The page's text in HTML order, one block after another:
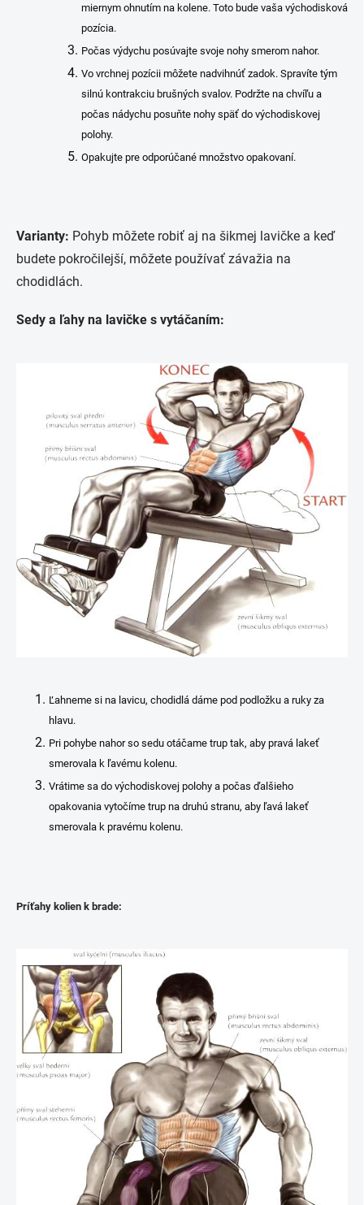
miernym ohnutím na kolene. Toto bude vaša východisková
pozícia.
Počas výdychu posúvajte svoje nohy smerom nahor.
Vo vrchnej pozícii môžete nadvihnúť zadok. Spravíte tým
silnú kontrakciu brušných svalov. Podržte na chvíľu a
počas nádychu posuňte nohy späť do východiskovej
polohy.
Opakujte pre odporúčané množstvo opakovaní.
Varianty: Pohyb môžete robiť aj na šikmej lavičke a keď
budete pokročilejší, môžete používať závažia na
chodidlách.
Sedy a ľahy na lavičke s vytáčaním:
Ľahneme si na lavicu, chodidlá dáme pod podložku a ruky za
hlavu.
Pri pohybe nahor so sedu otáčame trup tak, aby pravá lakeť
smerovala k ľavému kolenu.
Vrátime sa do východiskovej polohy a počas ďalšieho
opakovania vytočíme trup na druhú stranu, aby ľavá lakeť
smerovala k pravému kolenu.
Príťahy kolien k brade: